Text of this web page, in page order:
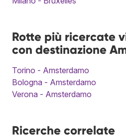
Rotte più ricercate
con destinazione
Torino - Amsterdamo
Bologna - Amsterdamo
Verona - Amsterdamo
Ricerche correlate